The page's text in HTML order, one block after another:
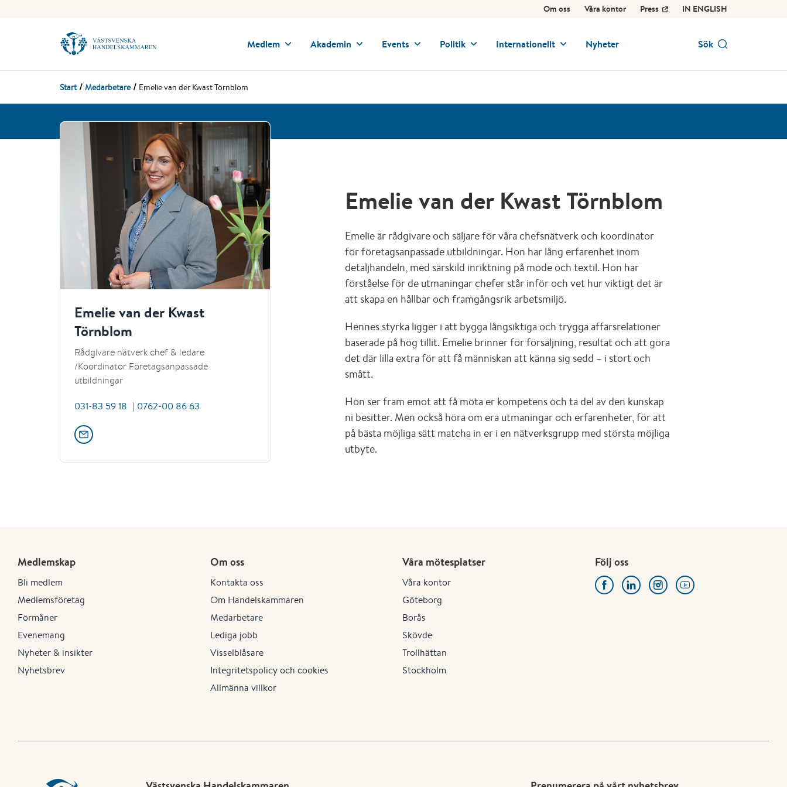
Om oss Våra kontor Press IN ENGLISH
Medlem Akademin Events Politik Internationellt Nyheter Sök
Start Medarbetare Emelie van der Kwast Törnblom
Emelie van der Kwast
Törnblom
Rådgivare nätverk chef & ledare
/Koordinator Företagsanpassade
utbildningar
031-83 59 18 0762-00 86 63
Emelie van der Kwast Törnblom
Emelie är rådgivare och säljare för våra chefsnätverk och koordinator
för företagsanpassade utbildningar. Hon har lång erfarenhet inom
detaljhandeln, med särskild inriktning på mode och textil. Hon har
förståelse för de utmaningar chefer står inför och vet hur viktigt det är
att skapa en hållbar och framgångsrik arbetsmiljö.
Hennes styrka ligger i att bygga långsiktiga och trygga affärsrelationer
baserade på hög tillit. Emelie brinner för försäljning, resultat och att göra
det där lilla extra för att få människan att känna sig sedd – i stort och
smått.
Hon ser fram emot att få möta er kompetens och ta del av den kunskap
ni besitter. Men också höra om era utmaningar och erfarenheter, för att
på bästa möjliga sätt matcha in er i en nätverksgrupp med största möjliga
utbyte.
Medlemskap
Bli medlem
Medlemsföretag
Förmåner
Evenemang
Nyheter & insikter
Nyhetsbrev
Om oss
Kontakta oss
Om Handelskammaren
Medarbetare
Lediga jobb
Visselblåsare
Integritetspolicy och cookies
Allmänna villkor
Våra mötesplatser
Våra kontor
Göteborg
Borås
Skövde
Trollhättan
Stockholm
Följ oss